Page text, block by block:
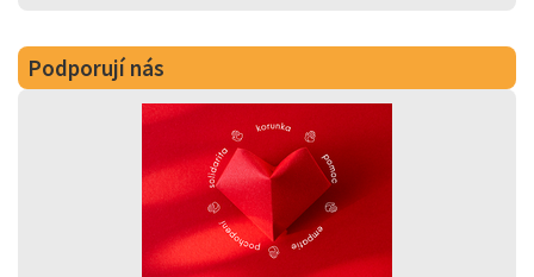
Podporují nás